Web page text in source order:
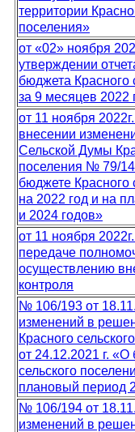
территории
поселения»
от «02» ноября
утверждении
бюджета Красного
за 9 месяцев 2022
от 11 ноября
внесении
Сельской Думы
поселения № 79/
бюджете Красного
на 2022 год и на
и 2024 годов»
от 11 ноября
передаче
осуществлению
контроля
№ 106/193 от
изменений в
Красного
от 24.12.2021 г.
сельского
плановый период
№ 106/194 от
изменений в